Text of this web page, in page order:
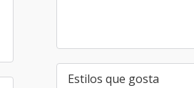
Estilos que gosta